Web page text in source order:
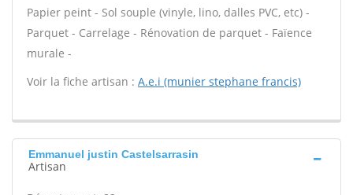
Papier peint - Sol souple (vinyle, lino, dalles PVC, etc) -
Parquet - Carrelage - Rénovation de parquet - Faïence
murale -
Voir la fiche artisan : A.e.i (munier stephane francis)
Emmanuel justin Castelsarrasin
Artisan